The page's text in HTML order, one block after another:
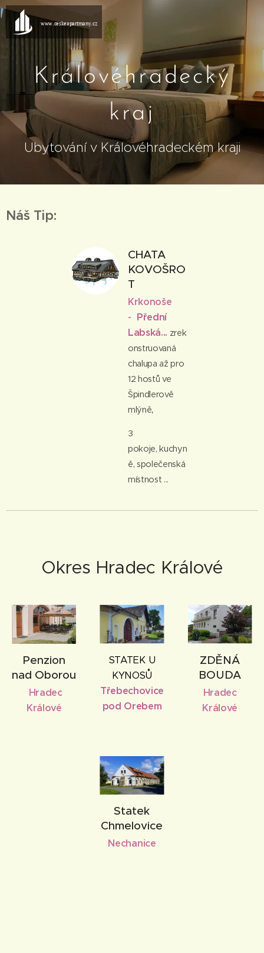
www.ceskeapartmany.cz
Královéhradecký
kraj
Ubytování v Královéhradeckém kraji
Náš Tip:
CHATA
KOVOŠRO
T
Krkonoše
- Přední
Labská... zrek
onstruovaná
chalupa až pro
12 hostů ve
Špindlerově
mlýně,
3
pokoje, kuchyn
ě, společenská
místnost ...
Okres Hradec Králové
Penzion
nad Oborou
Hradec
Králové
STATEK U
KYNOSŮ
Třebechovice
pod Orebem
ZDĚNÁ
BOUDA
Hradec
Králové
Statek
Chmelovice
Nechanice